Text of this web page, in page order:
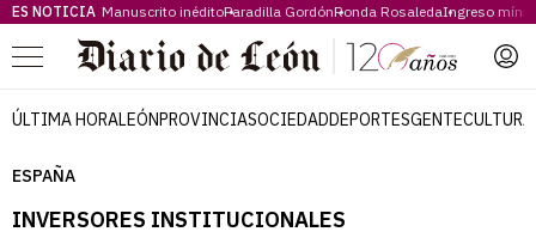
ES NOTICIA Manuscrito inéditoParadilla GordónRonda RosaledaIngreso
Menú
ÚLTIMA HORALEÓNPROVINCIASOCIEDADDEPORTESGENTECULTURA
ESPAÑA
INVERSORES INSTITUCIONALES